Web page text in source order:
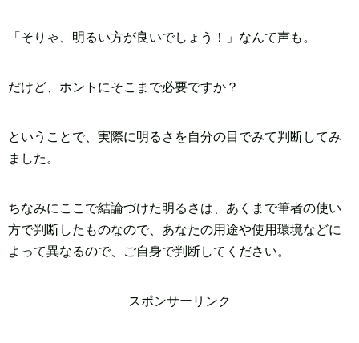
「そりゃ、明るい方が良いでしょう！」なんて声も。
だけど、ホントにそこまで必要ですか？
ということで、実際に明るさを自分の目でみて判断してみ
ました。
ちなみにここで結論づけた明るさは、あくまで筆者の使い
方で判断したものなので、あなたの用途や使用環境などに
よって異なるので、ご自身で判断してください。
スポンサーリンク